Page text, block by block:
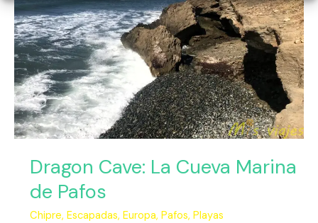
Dragon Cave: La Cueva Marina
de Pafos
Chipre, Escapadas, Europa, Pafos, Playas
Pafos